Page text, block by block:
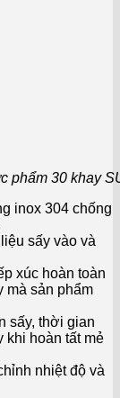
phẩm 30 khay
inox 304 chống
sấy vào và
xúc hoàn toàn
mà sản phẩm
sấy, thời gian
khi hoàn tất mẻ
nhiệt độ và